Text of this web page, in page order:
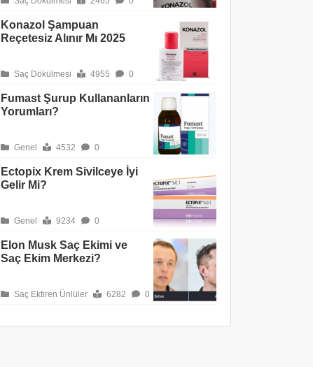
Konazol Şampuan
Reçetesiz Alınır Mı 2025
Saç Dökülmesi 4955 0
Fumast Şurup Kullananların
Yorumları?
Genel 4532 0
Ectopix Krem Sivilceye İyi
Gelir Mi?
Genel 9234 0
Elon Musk Saç Ekimi ve
Saç Ekim Merkezi?
Saç Ektiren Ünlüler 6282 0